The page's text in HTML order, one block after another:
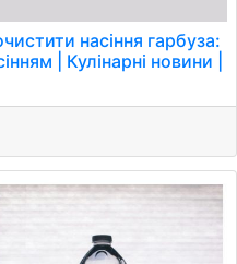
насіння гарбуза:
| Кулінарні новини |